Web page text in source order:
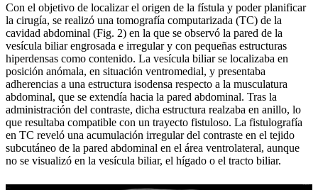
Con el objetivo de localizar el origen de la fístula y poder planificar
la cirugía, se realizó una tomografía computarizada (TC) de la
cavidad abdominal (Fig. 2) en la que se observó la pared de la
vesícula biliar engrosada e irregular y con pequeñas estructuras
hiperdensas como contenido. La vesícula biliar se localizaba en
posición anómala, en situación ventromedial, y presentaba
adherencias a una estructura isodensa respecto a la musculatura
abdominal, que se extendía hacia la pared abdominal. Tras la
administración del contraste, dicha estructura realzaba en anillo, lo
que resultaba compatible con un trayecto fistuloso. La fistulografía
en TC reveló una acumulación irregular del contraste en el tejido
subcutáneo de la pared abdominal en el área ventrolateral, aunque
no se visualizó en la vesícula biliar, el hígado o el tracto biliar.